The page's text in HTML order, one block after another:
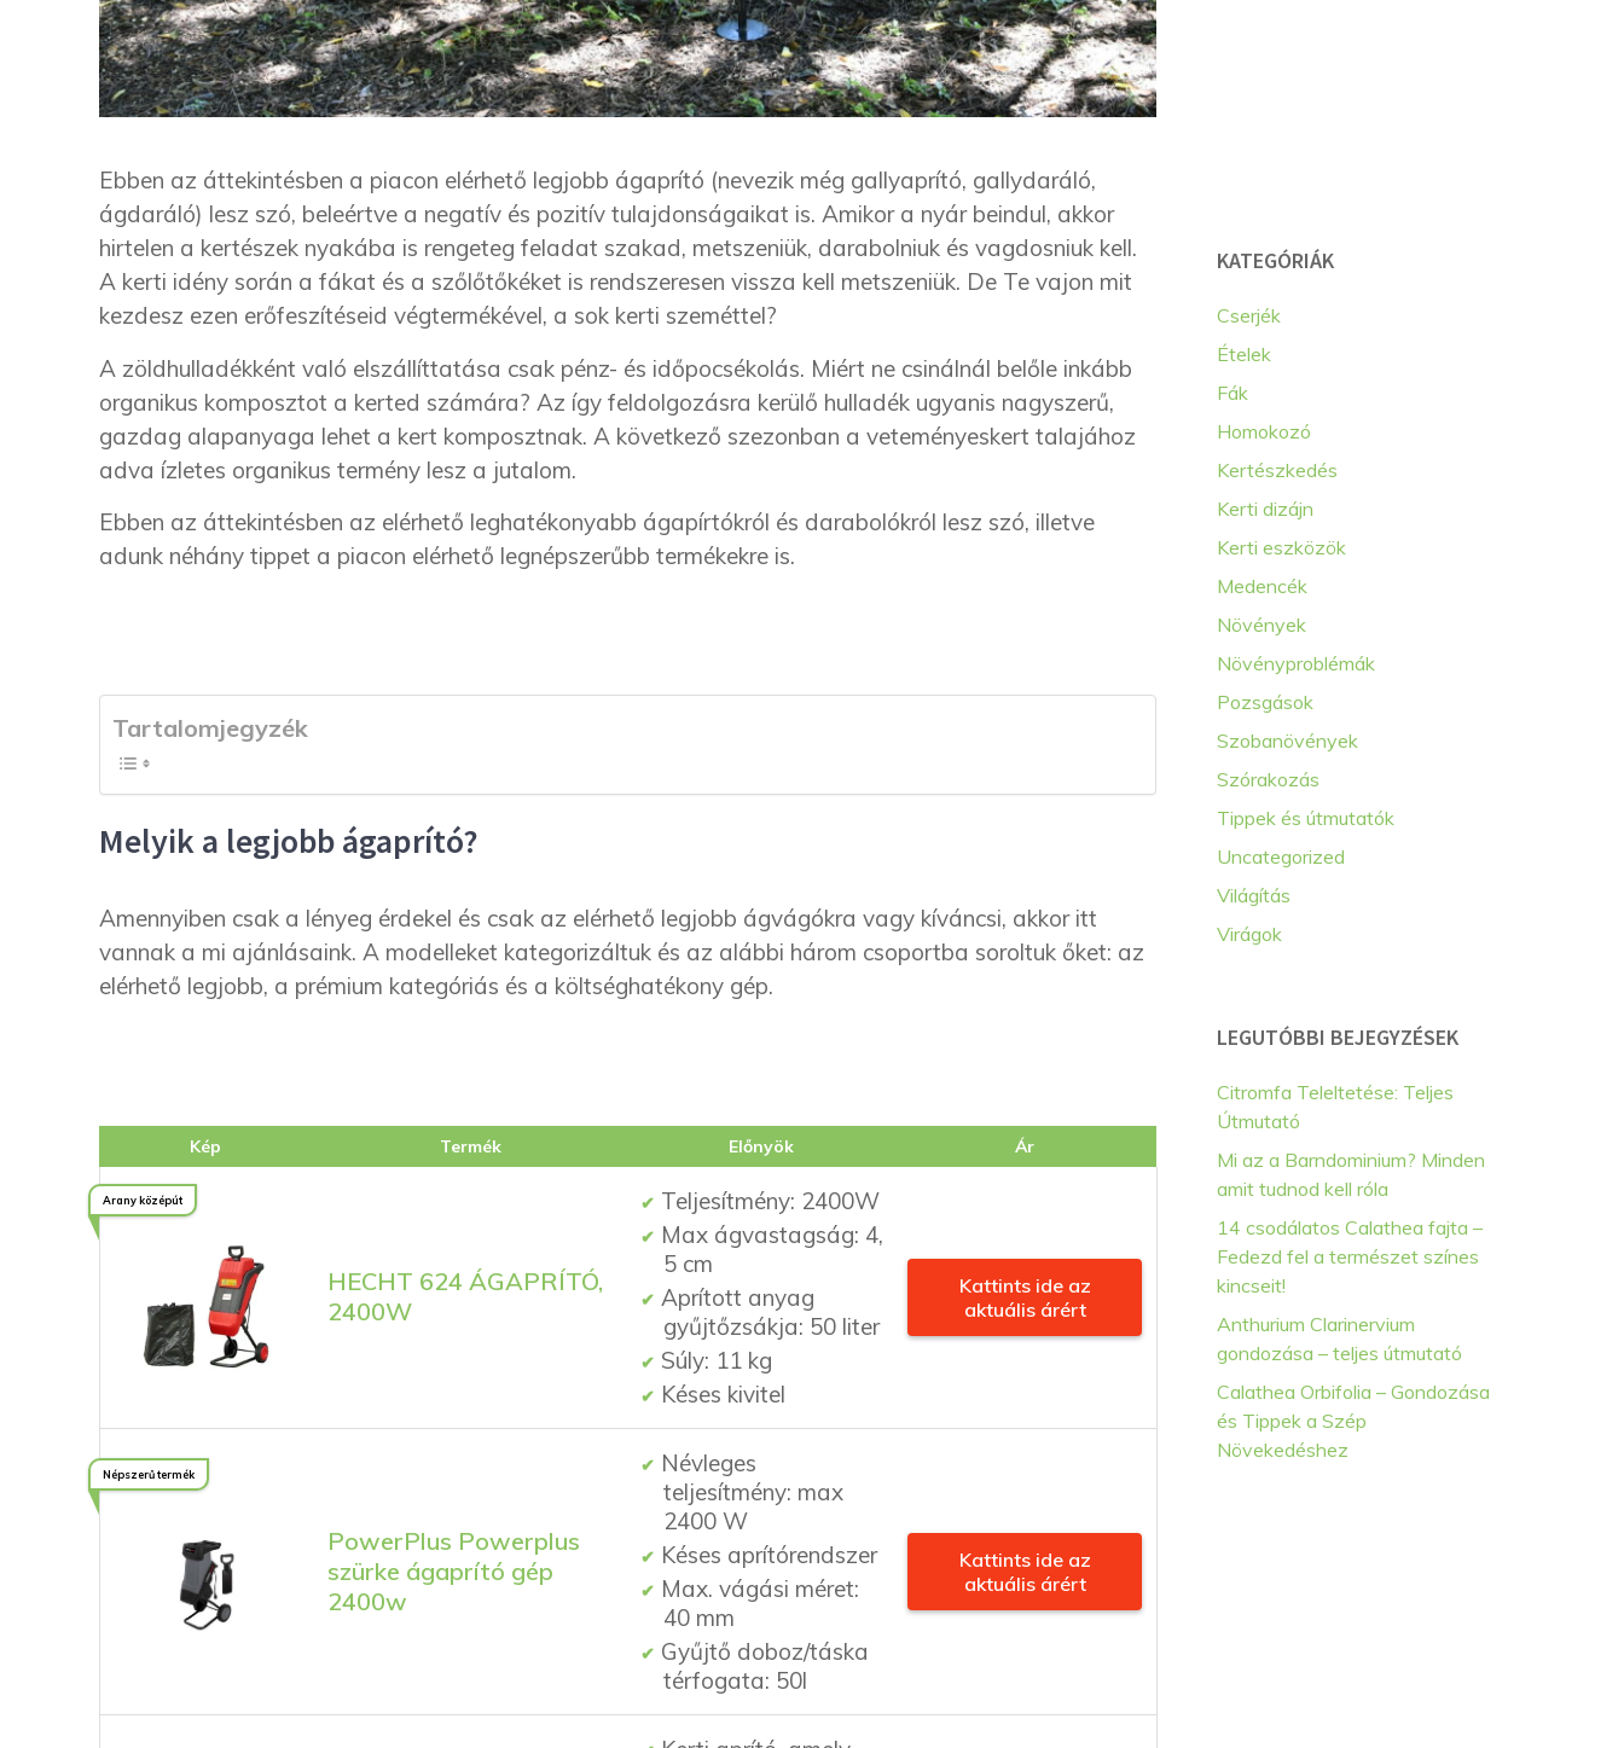
Ebben az áttekintésben a piacon elérhető legjobb ágaprító (nevezik még gallyaprító, gallydaráló,
ágdaráló) lesz szó, beleértve a negatív és pozitív tulajdonságaikat is. Amikor a nyár beindul, akkor
hirtelen a kertészek nyakába is rengeteg feladat szakad, metszeniük, darabolniuk és vagdosniuk kell.
A kerti idény során a fákat és a szőlőtőkéket is rendszeresen vissza kell metszeniük. De Te vajon mit
kezdesz ezen erőfeszítéseid végtermékével, a sok kerti szeméttel?
A zöldhulladékként való elszállíttatása csak pénz- és időpocsékolás. Miért ne csinálnál belőle inkább
organikus komposztot a kerted számára? Az így feldolgozásra kerülő hulladék ugyanis nagyszerű,
gazdag alapanyaga lehet a kert komposztnak. A következő szezonban a veteményeskert talajához
adva ízletes organikus termény lesz a jutalom.
Ebben az áttekintésben az elérhető leghatékonyabb ágapírtókról és darabolókról lesz szó, illetve
adunk néhány tippet a piacon elérhető legnépszerűbb termékekre is.
Tartalomjegyzék
Melyik a legjobb ágaprító?
Amennyiben csak a lényeg érdekel és csak az elérhető legjobb ágvágókra vagy kíváncsi, akkor itt
vannak a mi ajánlásaink. A modelleket kategorizáltuk és az alábbi három csoportba soroltuk őket: az
elérhető legjobb, a prémium kategóriás és a költséghatékony gép.
Kép Termék Előnyök Ár
Arany középút
HECHT 624 ÁGAPRÍTÓ,
2400W
Teljesítmény: 2400W
Max ágvastagság: 4,
5 cm
Aprított anyag
gyűjtőzsákja: 50 liter
Súly: 11 kg
Késes kivitel
Kattints ide az
aktuális árért
Népszerű termék
PowerPlus Powerplus
szürke ágaprító gép
2400w
Névleges
teljesítmény: max
2400 W
Késes aprítórendszer
Max. vágási méret:
40 mm
Gyűjtő doboz/táska
térfogata: 50l
Kattints ide az
aktuális árért
KATEGÓRIÁK
Cserjék
Ételek
Fák
Homokozó
Kertészkedés
Kerti dizájn
Kerti eszközök
Medencék
Növények
Növényproblémák
Pozsgások
Szobanövények
Szórakozás
Tippek és útmutatók
Uncategorized
Világítás
Virágok
LEGUTÓBBI BEJEGYZÉSEK
Citromfa Teleltetése: Teljes
Útmutató
Mi az a Barndominium? Minden
amit tudnod kell róla
14 csodálatos Calathea fajta –
Fedezd fel a természet színes
kincseit!
Anthurium Clarinervium
gondozása – teljes útmutató
Calathea Orbifolia – Gondozása
és Tippek a Szép
Növekedéshez